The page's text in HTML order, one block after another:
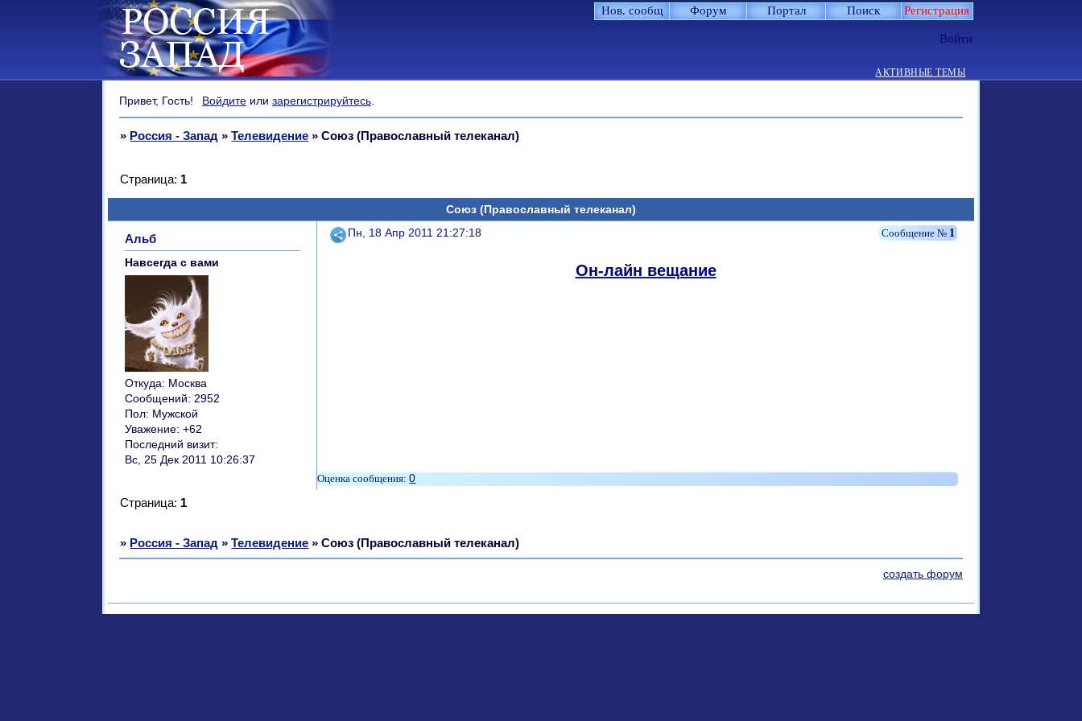
Нов. сообщ Форум Портал Поиск Регистрация
Войти
АКТИВНЫЕ ТЕМЫ
Привет, Гость! Войдите илизарегистрируйтесь.
» Россия - Запад »Телевидение »Союз (Православный телеканал)
Союз (Православный телеканал)
Страница: 1
Поделиться 1
Пн, 18 Апр 2011 21:27:18
Альб
Навсегда с вами
Откуда: Москва
Сообщений: 2952
Пол: Мужской
Уважение: +62
Последний визит:
Вс, 25 Дек 2011 10:26:37
Он-лайн вещание
0
Страница: 1
» Россия - Запад »Телевидение »Союз (Православный телеканал)
создать форум